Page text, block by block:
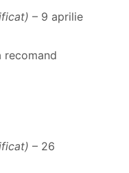
– 9 aprilie
recomand
– 26